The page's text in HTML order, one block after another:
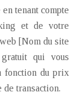
tenant compte
et de votre
[Nom du site
qui vous
fonction du prix
de transaction.